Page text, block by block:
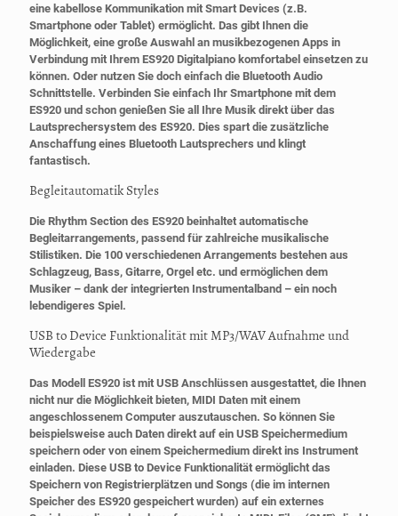
eine kabellose Kommunikation mit Smart Devices (z.B.
Smartphone oder Tablet) ermöglicht. Das gibt Ihnen die
Möglichkeit, eine große Auswahl an musikbezogenen Apps in
Verbindung mit Ihrem ES920 Digitalpiano komfortabel einsetzen zu
können. Oder nutzen Sie doch einfach die Bluetooth Audio
Schnittstelle. Verbinden Sie einfach Ihr Smartphone mit dem
ES920 und schon genießen Sie all Ihre Musik direkt über das
Lautsprechersystem des ES920. Dies spart die zusätzliche
Anschaffung eines Bluetooth Lautsprechers und klingt
fantastisch.
Begleitautomatik Styles
Die Rhythm Section des ES920 beinhaltet automatische
Begleitarrangements, passend für zahlreiche musikalische
Stilistiken. Die 100 verschiedenen Arrangements bestehen aus
Schlagzeug, Bass, Gitarre, Orgel etc. und ermöglichen dem
Musiker – dank der integrierten Instrumentalband – ein noch
lebendigeres Spiel.
USB to Device Funktionalität mit MP3/WAV Aufnahme und
Wiedergabe
Das Modell ES920 ist mit USB Anschlüssen ausgestattet, die Ihnen
nicht nur die Möglichkeit bieten, MIDI Daten mit einem
angeschlossenem Computer auszutauschen. So können Sie
beispielsweise auch Daten direkt auf ein USB Speichermedium
speichern oder von einem Speichermedium direkt ins Instrument
einladen. Diese USB to Device Funktionalität ermöglicht das
Speichern von Registrierplätzen und Songs (die im internen
Speicher des ES920 gespeichert wurden) auf ein externes